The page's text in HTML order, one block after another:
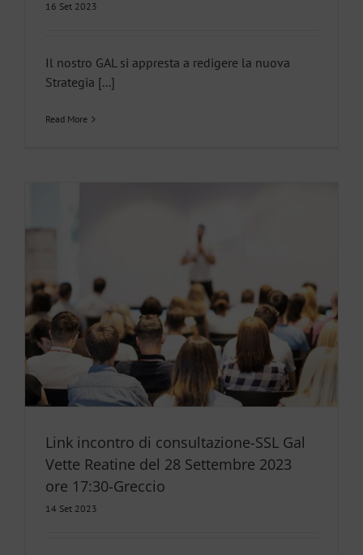
16 Set 2023
Il nostro GAL si appresta a redigere la nuova
Strategia [...]
Read More
Link incontro di consultazione-SSL Gal
Vette Reatine del 28 Settembre 2023
ore 17:30-Greccio
14 Set 2023